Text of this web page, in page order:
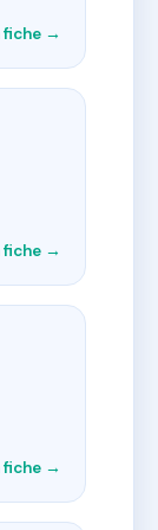
fiche →
fiche →
fiche →